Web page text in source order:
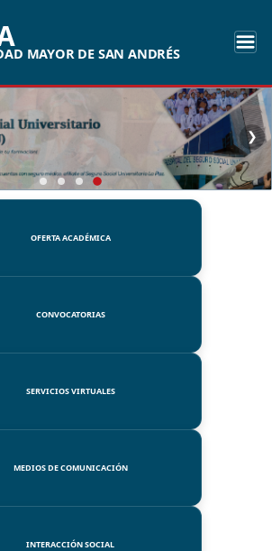
MAYOR DE SAN ANDRÉS
❯
OFERTA ACADÉMICA
CONVOCATORIAS
SERVICIOS VIRTUALES
MEDIOS DE COMUNICACIÓN
INTERACCIÓN SOCIAL